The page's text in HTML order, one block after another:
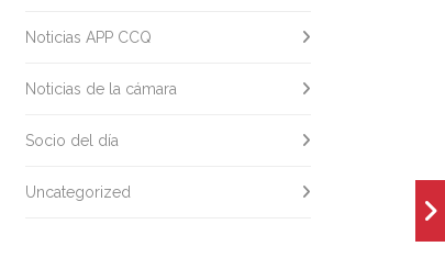
Noticias APP CCQ
Noticias de la cámara
Socio del día
Uncategorized